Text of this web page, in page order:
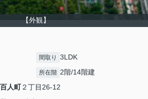
【外観】
間取り 3LDK
所在階 2階/14階建
百人町２丁目26-12